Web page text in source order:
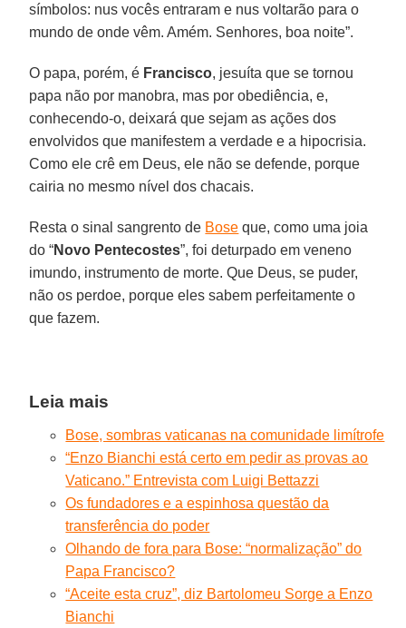
símbolos: nus vocês entraram e nus voltarão para o
mundo de onde vêm. Amém. Senhores, boa noite”.
O papa, porém, é Francisco, jesuíta que se tornou
papa não por manobra, mas por obediência, e,
conhecendo-o, deixará que sejam as ações dos
envolvidos que manifestem a verdade e a hipocrisia.
Como ele crê em Deus, ele não se defende, porque
cairia no mesmo nível dos chacais.
Resta o sinal sangrento de Bose que, como uma joia
do “Novo Pentecostes”, foi deturpado em veneno
imundo, instrumento de morte. Que Deus, se puder,
não os perdoe, porque eles sabem perfeitamente o
que fazem.
Leia mais
Bose, sombras vaticanas na comunidade limítrofe
“Enzo Bianchi está certo em pedir as provas ao
Vaticano.” Entrevista com Luigi Bettazzi
Os fundadores e a espinhosa questão da
transferência do poder
Olhando de fora para Bose: “normalização” do
Papa Francisco?
“Aceite esta cruz”, diz Bartolomeu Sorge a Enzo
Bianchi